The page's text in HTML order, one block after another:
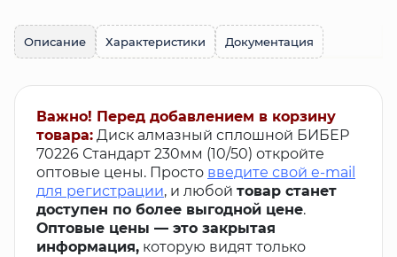
Описание Характеристики Документация
Важно! Перед добавлением в корзину
товара: Диск алмазный сплошной БИБЕР
70226 Стандарт 230мм (10/50) откройте
оптовые цены. Просто введите свой e-mail
для регистрации, и любой товар станет
доступен по более выгодной цене.
Оптовые цены — это закрытая
информация, которую видят только